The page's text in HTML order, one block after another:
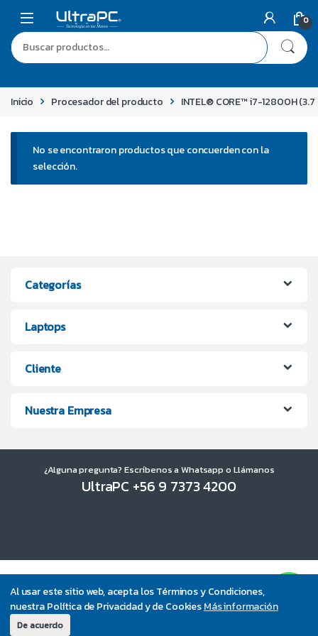
Al usar este sitio web, acepta los Términos y Condiciones,
nuestra Política de Privacidad y de CookiesMás información
De acuerdo
0
Inicio Procesador del producto INTEL® CORE™ i7-12800H
No se encontraron productos que concuerden con la
selección.
Categorías
Laptops
Cliente
Nuestra Empresa
¿Alguna pregunta? Escríbenos a Whatsapp o Llámanos
UltraPC +56 9 7373 4200